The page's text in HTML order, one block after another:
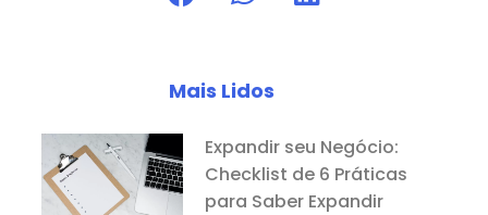
Mais Lidos
Expandir seu Negócio:
Checklist de 6 Práticas
para Saber Expandir